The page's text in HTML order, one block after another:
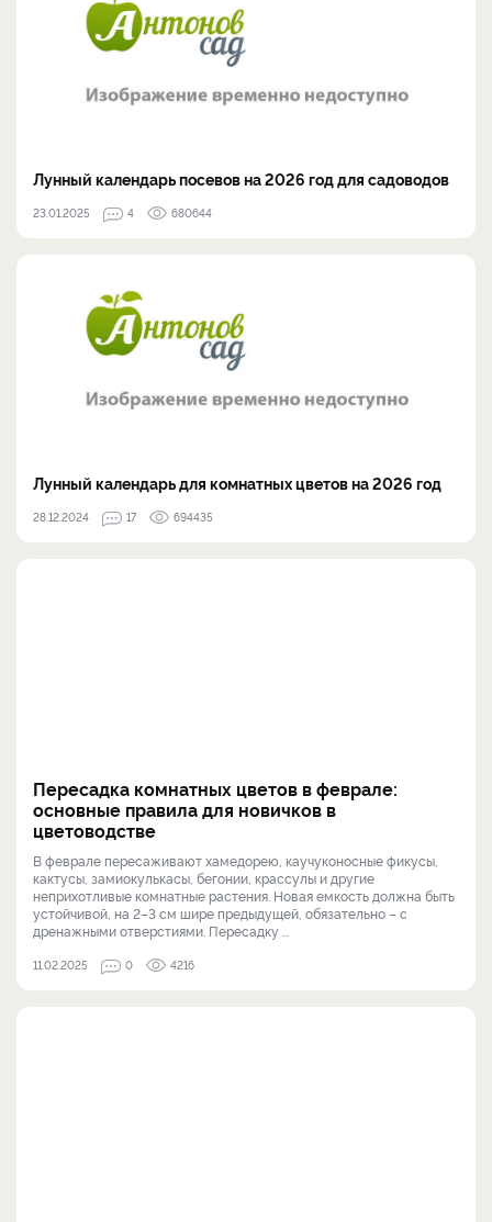
Лунный календарь посевов на 2026 год для садоводов
23.01.2025 4 680644
Лунный календарь для комнатных цветов на 2026 год
28.12.2024 17 694435
Пересадка комнатных цветов в феврале:
основные правила для новичков в
цветоводстве
В феврале пересаживают хамедорею, каучуконосные фикусы,
кактусы, замиокулькасы, бегонии, крассулы и другие
неприхотливые комнатные растения. Новая емкость должна быть
устойчивой, на 2–3 см шире предыдущей, обязательно – с
дренажными отверстиями. Пересадку ...
11.02.2025 0 4216